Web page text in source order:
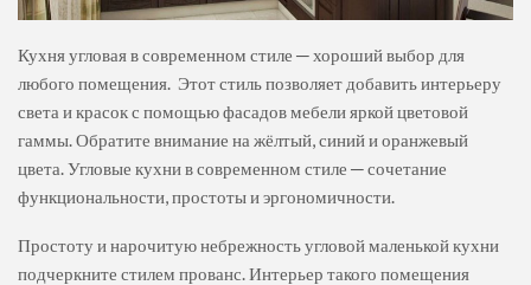
Кухня угловая в современном стиле ─ хороший выбор для
любого помещения. Этот стиль позволяет добавить интерьеру
света и красок с помощью фасадов мебели яркой цветовой
гаммы. Обратите внимание на жёлтый, синий и оранжевый
цвета. Угловые кухни в современном стиле ─ сочетание
функциональности, простоты и эргономичности.
Простоту и нарочитую небрежность угловой маленькой кухни
подчеркните стилем прованс. Интерьер такого помещения